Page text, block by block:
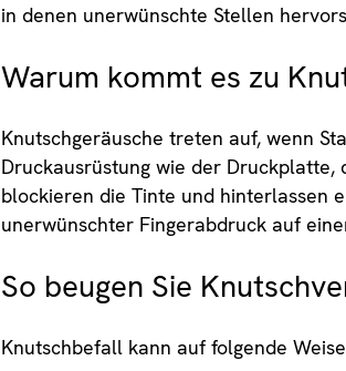
in denen unerwünschte Stellen
Warum kommt es zu
Knutschgeräusche treten auf, wenn
Druckausrüstung wie der
blockieren die Tinte und hinterlassen
unerwünschter Fingerabdruck auf
So beugen Sie
Knutschbefall kann auf folgende